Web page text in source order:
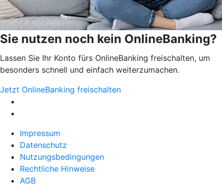
Sie nutzen noch kein OnlineBanking?
Lassen Sie Ihr Konto fürs OnlineBanking freischalten, um
besonders schnell und einfach weiterzumachen.
Jetzt OnlineBanking freischalten
Impressum
Datenschutz
Nutzungsbedingungen
Rechtliche Hinweise
AGB